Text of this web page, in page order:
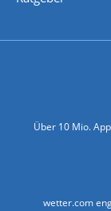
Über 10 Mio.
wetter.com